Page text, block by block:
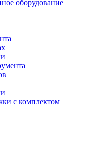
оборудование
с комплектом